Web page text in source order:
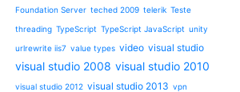
Foundation Server teched 2009 telerik Teste
threading TypeScript TypeScript JavaScript unity
urlrewrite iis7 value types video visual studio
visual studio 2008 visual studio 2010
visual studio 2012 visual studio 2013 vpn